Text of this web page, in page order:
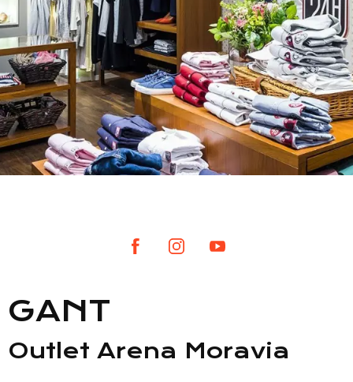
Seznam NC
GANT
Outlet Arena Moravia